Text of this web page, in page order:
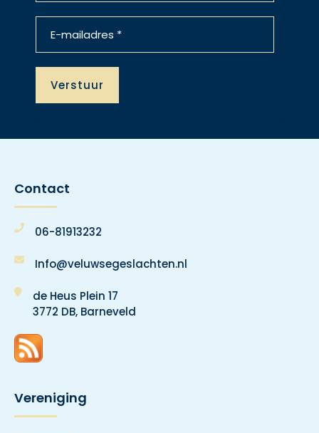
Contact
06-81913232
Info@veluwsegeslachten.nl
de Heus Plein 17
3772 DB, Barneveld
Vereniging